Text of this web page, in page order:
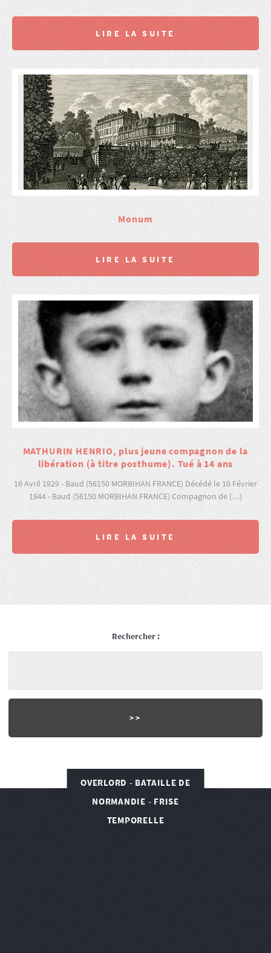
LIRE LA SUITE
Monum
LIRE LA SUITE
MATHURIN HENRIO, plus jeune compagnon de la
libération (à titre posthume). Tué à 14 ans
16 Avril 1929 - Baud (56150 MORBIHAN FRANCE) Décédé le 10 Février
1944 - Baud (56150 MORBIHAN FRANCE) Compagnon de (…)
LIRE LA SUITE
Rechercher :
OVERLORD - BATAILLE DE
NORMANDIE - FRISE
TEMPORELLE